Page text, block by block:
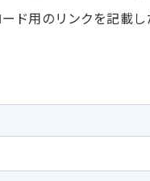
ド用のリンクを記載